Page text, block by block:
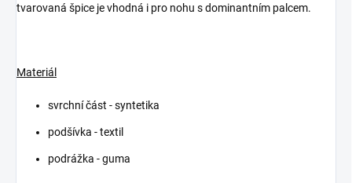
tvarovaná špice je vhodná i pro nohu s dominantním palcem.
Materiál
svrchní část - syntetika
podšívka - textil
podrážka - guma